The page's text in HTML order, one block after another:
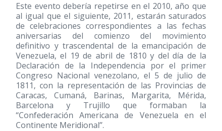
Este evento debería repetirse en el 2010, año que
al igual que el siguiente, 2011, estarán saturados
de celebraciones correspondientes a las fechas
aniversarias del comienzo del movimiento
definitivo y trascendental de la emancipación de
Venezuela, el 19 de abril de 1810 y del día de la
Declaración de la Independencia por el primer
Congreso Nacional venezolano, el 5 de julio de
1811, con la representación de las Provincias de
Caracas, Cumaná, Barinas, Margarita, Mérida,
Barcelona y Trujillo que formaban la
“Confederación Americana de Venezuela en el
Continente Meridional”.